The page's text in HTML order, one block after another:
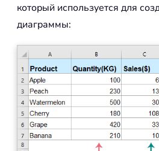
который используется для
диаграммы: